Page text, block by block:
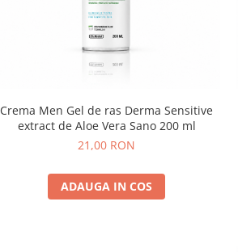
Crema Men Gel de ras Derma Sensitive
extract de Aloe Vera Sano 200 ml
21,00 RON
ADAUGA IN COS